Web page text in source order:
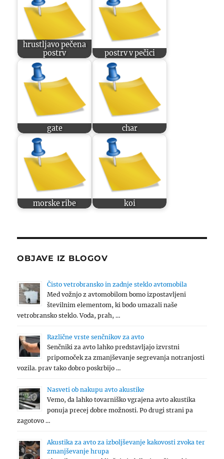
hrustljavo pečena
postrv
postrv v pečici
gate char
morske ribe koi
OBJAVE IZ BLOGOV
Čisto vetrobransko in zadnje steklo avtomobila
Med vožnjo z avtomobilom bomo izpostavljeni
številnim elementom, ki bodo umazali naše
vetrobransko steklo. Voda, prah, …
Različne vrste senčnikov za avto
Senčniki za avto lahko predstavljajo izvrstni
pripomoček za zmanjševanje segrevanja notranjosti
vozila. prav tako dobro poskrbijo …
Nasveti ob nakupu avto akustike
Vemo, da lahko tovarniško vgrajena avto akustika
ponuja precej dobre možnosti. Po drugi strani pa
zagotovo …
Akustika za avto za izboljševanje kakovosti zvoka ter
zmanjševanje hrupa